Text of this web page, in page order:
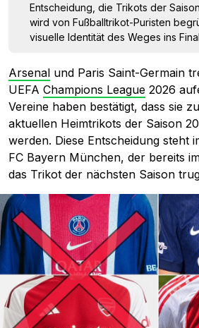
Entscheidung, die Trikots der
wird von Fußballtrikot-Puristen
visuelle Identität des Weges ins
Arsenal und Paris Saint-Germain
UEFA Champions League 2026
Vereine haben bestätigt, dass sie
aktuellen Heimtrikots der Saison
werden. Diese Entscheidung steht
FC Bayern München, der bereits
das Trikot der nächsten Saison